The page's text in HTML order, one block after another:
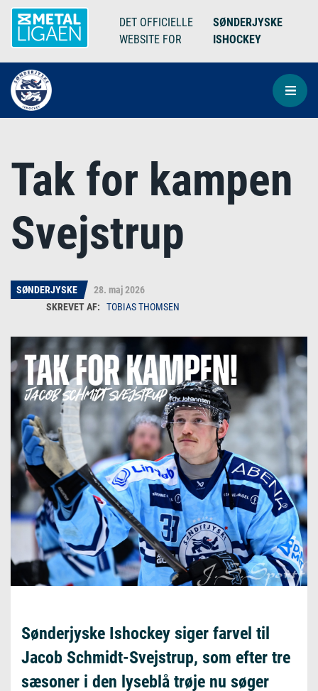
DET OFFICIELLE
WEBSITE FOR
SØNDERJYSKE
ISHOCKEY
Tak for kampen
Svejstrup
SØNDERJYSKE
28. maj 2026
TOBIAS THOMSEN
Sønderjyske Ishockey siger farvel til
Jacob Schmidt-Svejstrup, som efter tre
sæsoner i den lyseblå trøje nu søger